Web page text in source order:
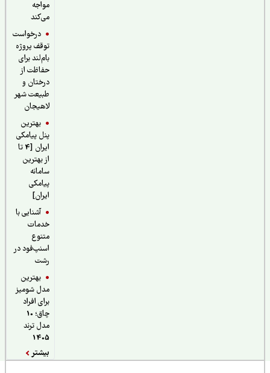
درخواست
توقف پروژه
بام‌لند برای
حفاظت از
درختان و
طبیعت شهر
لاهیجان
بهترین
پنل پیامکی
ایران [4 تا
از بهترین
سامانه
پیامکی
آشنایی با
خدمات
اسنپ‌فود در
بهترین
مدل شومیز
برای افراد
چاق؛ 10
مدل ترند